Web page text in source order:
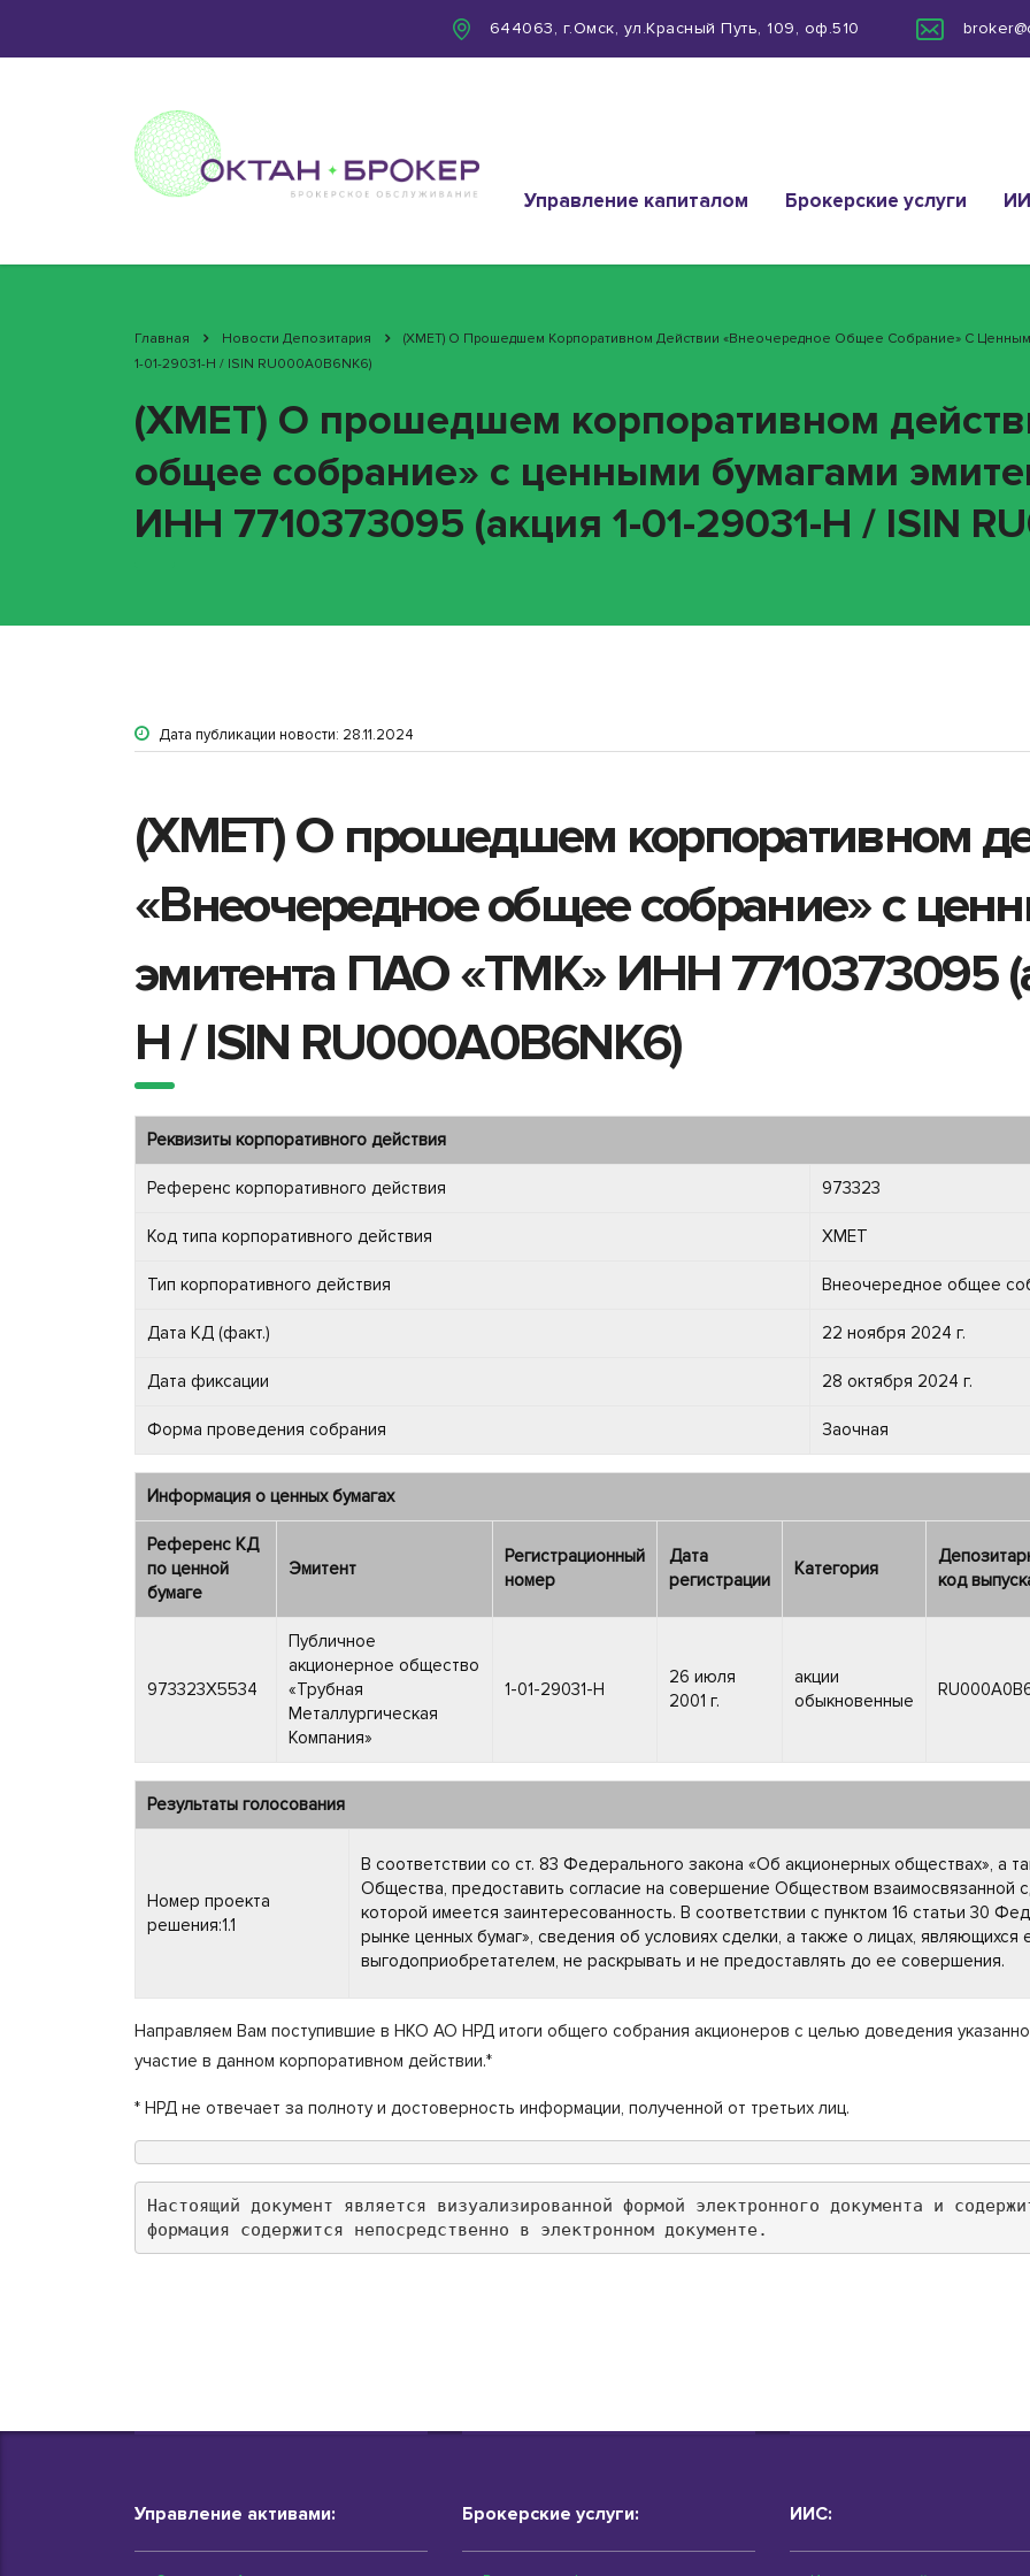
644063, г.Омск, ул.Красный Путь, 109, оф.510
Управление капиталом Брокерские услуги
Главная Новости Депозитария
(XMET) О Прошедшем Корпоративном Действии «Внеочередное Общее Собрание» С
1-01-29031-H / ISIN RU000A0B6NK6)
(XMET) О прошедшем корпоративном
общее собрание» с ценными бумагами
ИНН 7710373095 (акция 1-01-29031-H / ISIN
Дата публикации новости: 28.11.2024
(XMET) О прошедшем корпоративном
«Внеочередное общее собрание» с
эмитента ПАО «ТМК» ИНН 7710373095
H / ISIN RU000A0B6NK6)
Реквизиты корпоративного действия
Референс корпоративного действия 973323
Код типа корпоративного действия XMET
Тип корпоративного действия Внеочередное общее
Дата КД (факт.) 22 ноября 2024 г.
Дата фиксации 28 октября 2024 г.
Форма проведения собрания Заочная
Информация о ценных бумагах
Референс КД
по ценной
бумаге
Эмитент
Регистрационный
номер
Дата
регистрации
Категория
код
973323X5534
Публичное
акционерное общество
«Трубная
Металлургическая
Компания»
1-01-29031-H
26 июля
2001 г.
акции
обыкновенные
Результаты голосования
Номер проекта
решения:1.1
В соответствии со ст. 83 Федерального закона «Об акционерных обществах», а
Общества, предоставить согласие на совершение Обществом взаимосвязанной
которой имеется заинтересованность. В соответствии с пунктом 16 статьи 30
рынке ценных бумаг», сведения об условиях сделки, а также о лицах, являющихся
выгодоприобретателем, не раскрывать и не предоставлять до ее совершения.
Направляем Вам поступившие в НКО АО НРД итоги общего собрания акционеров с целью доведения
участие в данном корпоративном действии.*
* НРД не отвечает за полноту и достоверность информации, полученной от третьих лиц.
Настоящий документ является визуализированной формой электронного документа и
формация содержится непосредственно в электронном документе.
Управление активами: Брокерские услуги: ИИС: